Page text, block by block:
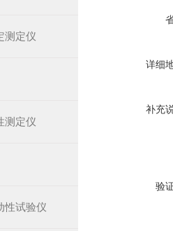
测定仪
测定仪
性试验仪
详细
补充
验